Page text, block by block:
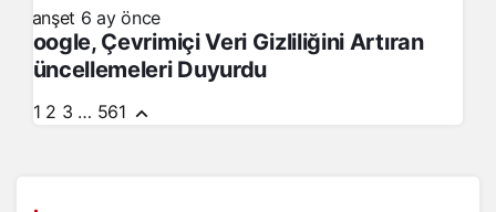
Manşet 6 ay önce
Google, Çevrimiçi Veri Gizliliğini Artıran
Güncellemeleri Duyurdu
1 2 3 … 561